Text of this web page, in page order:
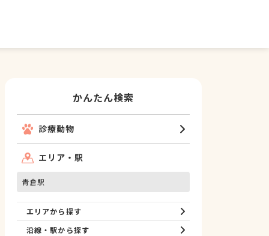
かんたん検索
診療動物
エリア・駅
青倉駅
エリアから探す
沿線・駅から探す